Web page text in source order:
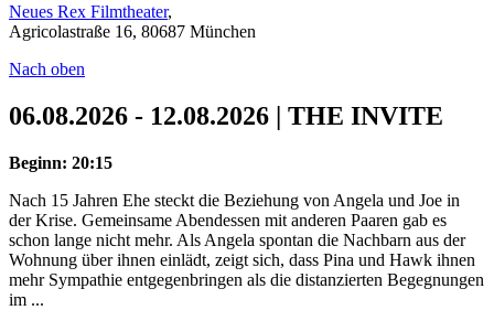
Neues Rex Filmtheater,
Agricolastraße 16, 80687 München
Nach oben
06.08.2026 - 12.08.2026 | THE INVITE
Beginn: 20:15
Nach 15 Jahren Ehe steckt die Beziehung von Angela und Joe in
der Krise. Gemeinsame Abendessen mit anderen Paaren gab es
schon lange nicht mehr. Als Angela spontan die Nachbarn aus der
Wohnung über ihnen einlädt, zeigt sich, dass Pina und Hawk ihnen
mehr Sympathie entgegenbringen als die distanzierten Begegnungen
im ...